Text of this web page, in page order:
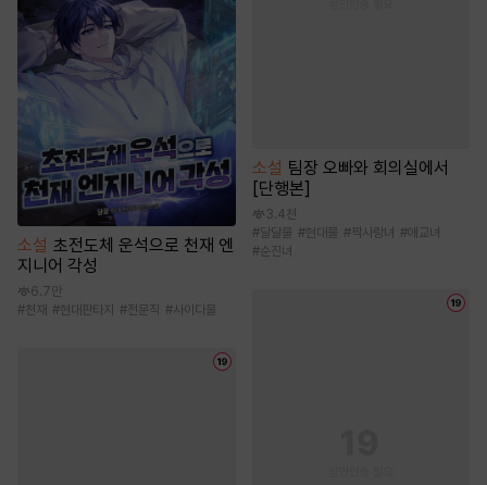
소설 초전도체 운석으로 천재 엔
지니어 각성
6.7만
#천재 #현대판타지 #전문직 #사이다물
소설 팀장 오빠와 회의실에서
[단행본]
3.4천
#달달물 #현대물 #짝사랑녀 #애교녀
#순진녀